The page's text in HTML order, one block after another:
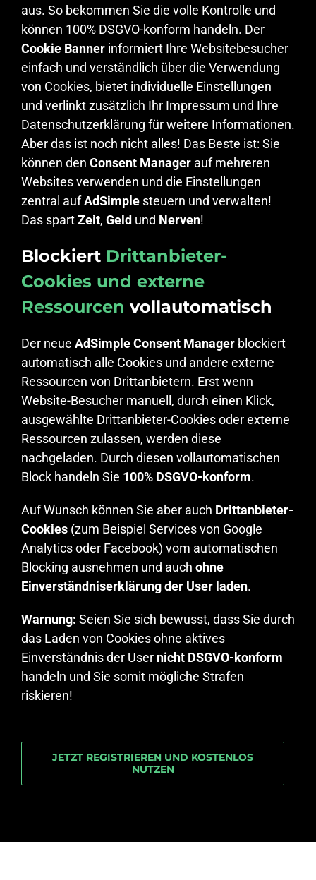
aus. So bekommen Sie die volle Kontrolle und
können 100% DSGVO-konform handeln. Der
Cookie Banner informiert Ihre Websitebesucher
einfach und verständlich über die Verwendung
von Cookies, bietet individuelle Einstellungen
und verlinkt zusätzlich Ihr Impressum und Ihre
Datenschutzerklärung für weitere Informationen.
Aber das ist noch nicht alles! Das Beste ist: Sie
können den Consent Manager auf mehreren
Websites verwenden und die Einstellungen
zentral aufAdSimple steuern und verwalten!
Das spartZeit, Geld und Nerven!
Blockiert Drittanbieter-
Cookies und externe
Ressourcen vollautomatisch
Der neue AdSimple Consent Manager blockiert
automatisch alle Cookies und andere externe
Ressourcen von Drittanbietern. Erst wenn
Website-Besucher manuell, durch einen Klick,
ausgewählte Drittanbieter-Cookies oder externe
Ressourcen zulassen, werden diese
nachgeladen. Durch diesen vollautomatischen
Block handeln Sie 100% DSGVO-konform.
Auf Wunsch können Sie aber auch Drittanbieter-
Cookies (zum Beispiel Services von Google
Analytics oder Facebook) vom automatischen
Blocking ausnehmen und auch ohne
Einverständniserklärung der User laden.
Warnung: Seien Sie sich bewusst, dass Sie durch
das Laden von Cookies ohne aktives
Einverständnis der User nicht DSGVO-konform
handeln und Sie somit mögliche Strafen
riskieren!
JETZT REGISTRIEREN UND KOSTENLOS
NUTZEN